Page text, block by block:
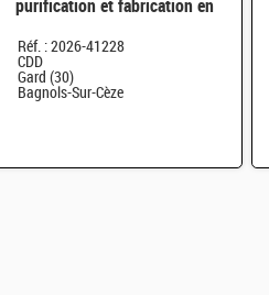
purification et fabrication en
Réf. : 2026-41228
CDD
Gard (30)
Bagnols-Sur-Cèze